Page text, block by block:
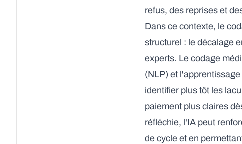
refus, des reprises et
Dans ce contexte, le
structurel : le décalage
experts. Le codage
(NLP) et
identifier plus tôt les
paiement plus claires
réfléchie, l'IA peut
de cycle et en